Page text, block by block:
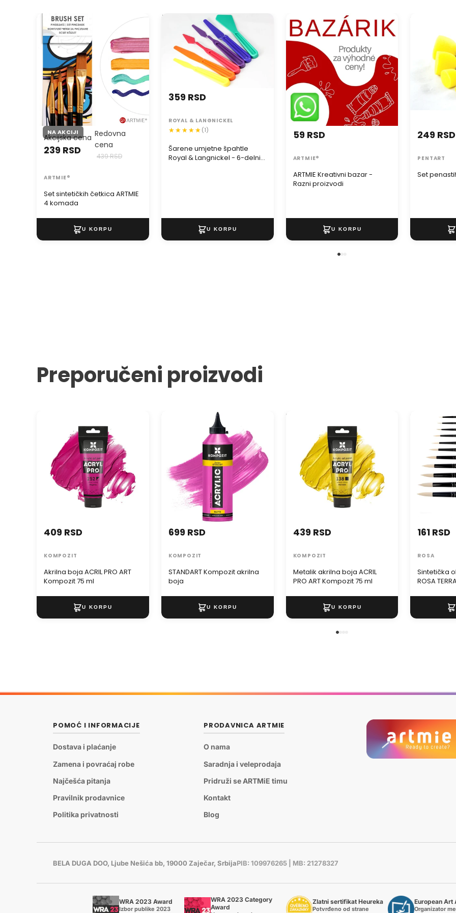
Set sintetičkih četkica ARTMIE 4
komada
NA AKCIJI
Set sintetičkih četkica ARTMIE
4 komada
Akcijska cena
239 RSD
Redovna
cena
439 RSD
ARTMIE®
Šarene umjetne špahtle Royal
& Langnickel - 6-delni set
Šarene umjetne špahtle
Royal & Langnickel - 6-delni
359 RSD
ROYAL & LANGNICKEL
(1)
ARTMIE Kreativni bazar - Razni
proizvodi
ARTMIE Kreativni bazar -
Razni proizvodi
59 RSD
ARTMIE®
Set
249 RSD
PENTART
Preporučeni proizvodi
Kompozit 75 ml
Akrilna boja ACRIL PRO ART
Kompozit 75 ml
409 RSD
KOMPOZIT
STANDART Kompozit akrilna
STANDART Kompozit akrilna
boja
699 RSD
KOMPOZIT
Metalik akrilna boja ACRIL PRO
ART Kompozit 75 ml
Metalik akrilna boja ACRIL
PRO ART Kompozit 75 ml
439 RSD
KOMPOZIT
Sintetička
TERRA 1608R
Sintetička
ROSA
161 RSD
ROSA
POMOĆ I INFORMACIJE
Dostava i plaćanje
Zamena i povraćaj robe
Najčešća pitanja
Pravilnik prodavnice
Politika privatnosti
PRODAVNICA ARTMIE
O nama
Saradnja i veleprodaja
Pridruži se ARTMiE timu
Kontakt
Blog
BELA DUGA DOO, Ljube Nešića bb, 19000 Zaječar, SrbijaPIB: 109976265 | MB: 21278327
WRA 2023 Award
Izbor publike 2023
WRA 2023 Category
Award
Zlatni sertifikat Heureka
Potvrđeno od strane
European Art
Organizator